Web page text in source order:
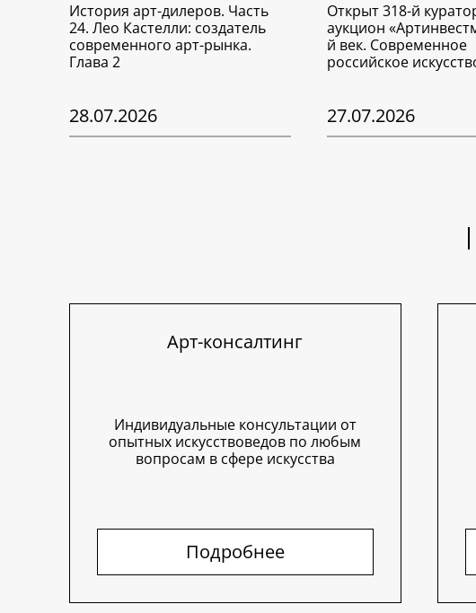
История арт-дилеров. Часть
24. Лео Кастелли: создатель
современного арт-рынка.
Глава 2
28.07.2026
Открыт 318-й
аукцион
й век. Современное
российское
27.07.2026
Арт-консалтинг
Индивидуальные консультации от
опытных искусствоведов по любым
вопросам в сфере искусства
Подробнее